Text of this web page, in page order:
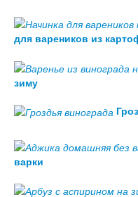
для вареников из
зиму
варки